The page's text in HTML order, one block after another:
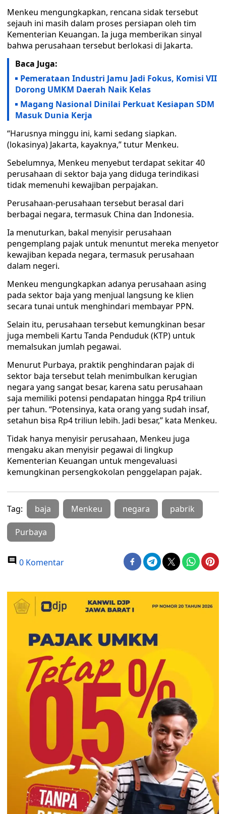
Menkeu mengungkapkan, rencana sidak tersebut
sejauh ini masih dalam proses persiapan oleh tim
Kementerian Keuangan. Ia juga memberikan sinyal
bahwa perusahaan tersebut berlokasi di Jakarta.
Baca Juga:
Pemerataan Industri Jamu Jadi Fokus, Komisi VII
Dorong UMKM Daerah Naik Kelas
Magang Nasional Dinilai Perkuat Kesiapan SDM
Masuk Dunia Kerja
“Harusnya minggu ini, kami sedang siapkan.
(lokasinya) Jakarta, kayaknya,” tutur Menkeu.
Sebelumnya, Menkeu menyebut terdapat sekitar 40
perusahaan di sektor baja yang diduga terindikasi
tidak memenuhi kewajiban perpajakan.
Perusahaan-perusahaan tersebut berasal dari
berbagai negara, termasuk China dan Indonesia.
Ia menuturkan, bakal menyisir perusahaan
pengemplang pajak untuk menuntut mereka menyetor
kewajiban kepada negara, termasuk perusahaan
dalam negeri.
Menkeu mengungkapkan adanya perusahaan asing
pada sektor baja yang menjual langsung ke klien
secara tunai untuk menghindari membayar PPN.
Selain itu, perusahaan tersebut kemungkinan besar
juga membeli Kartu Tanda Penduduk (KTP) untuk
memalsukan jumlah pegawai.
Menurut Purbaya, praktik penghindaran pajak di
sektor baja tersebut telah menimbulkan kerugian
negara yang sangat besar, karena satu perusahaan
saja memiliki potensi pendapatan hingga Rp4 triliun
per tahun. “Potensinya, kata orang yang sudah insaf,
setahun bisa Rp4 triliun lebih. Jadi besar,” kata Menkeu.
Tidak hanya menyisir perusahaan, Menkeu juga
mengaku akan menyisir pegawai di lingkup
Kementerian Keuangan untuk mengevaluasi
kemungkinan persengkokolan penggelapan pajak.
Tag: baja Menkeu negara pabrik
Purbaya
0 Komentar